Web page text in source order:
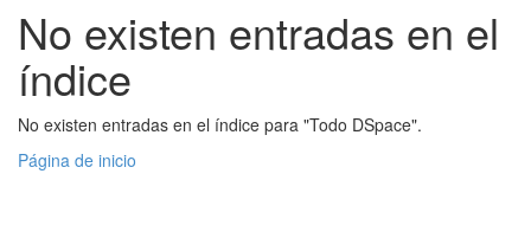
No existen entradas en el
índice
No existen entradas en el índice para "Todo DSpace".
Página de inicio